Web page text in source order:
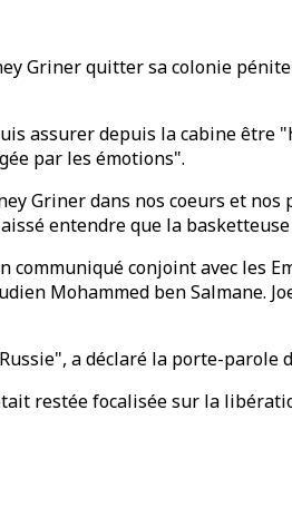
Griner quitter sa colonie
assurer depuis la cabine
par les émotions".
Griner dans nos coeurs et
entendre que la
conjoint avec les
Mohammed ben Salmane.
a déclaré la porte-parole
restée focalisée sur la